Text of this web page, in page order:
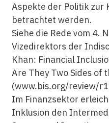
Aspekte der Politik zur
betrachtet werden.
Siehe die Rede vom 4.
Vizedirektors der
Khan: Financial
Are They Two Sides of
(www.bis.org/review/
Im Finanzsektor
Inklusion den